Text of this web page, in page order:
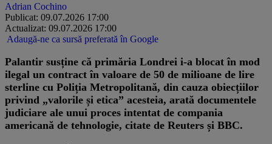
Adrian Cochino
Publicat: 09.07.2026 17:00
Actualizat: 09.07.2026 17:00
Adaugă-ne ca sursă preferată în Google
Palantir susține că primăria Londrei i-a blocat în mod
ilegal un contract în valoare de 50 de milioane de lire
sterline cu Poliția Metropolitană, din cauza obiecțiilor
privind „valorile și etica” acesteia, arată documentele
judiciare ale unui proces intentat de compania
americană de tehnologie, citate de Reuters și BBC.